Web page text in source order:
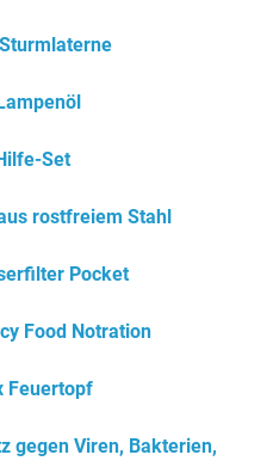
Set
rostfreiem Stahl
Pocket
Food Notration
Feuertopf
gegen Viren, Bakterien,